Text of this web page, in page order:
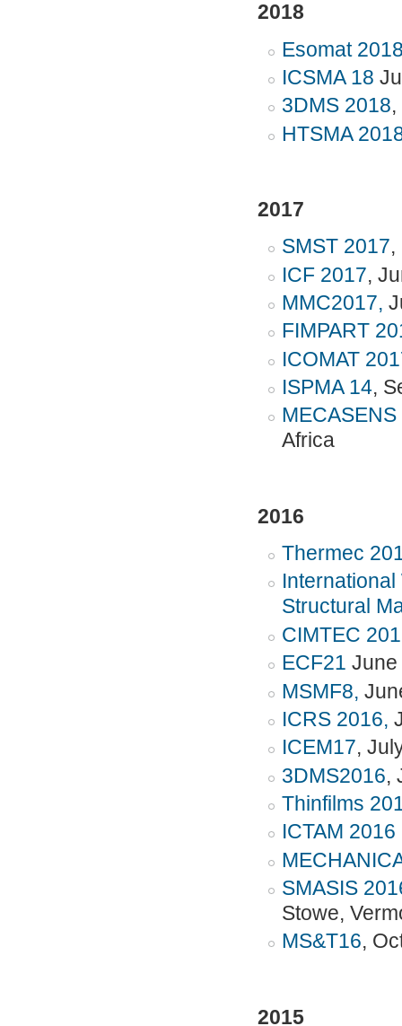
2018
Esomat
ICSMA 18
3DMS 2018
HTSMA
2017
SMST 2017,
ICF 2017,
MMC2017,
FIMPART
ICOMAT
ISPMA 14,
MECASENS
Africa
2016
Thermec
Structural
CIMTEC
ECF21 June
MSMF8,
ICRS 2016,
ICEM17,
3DMS2016,
Thinfilms
ICTAM
SMASIS
Stowe,
MS&T16,
2015